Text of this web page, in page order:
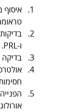
איסוף
ו‑PRL.
בדיקה